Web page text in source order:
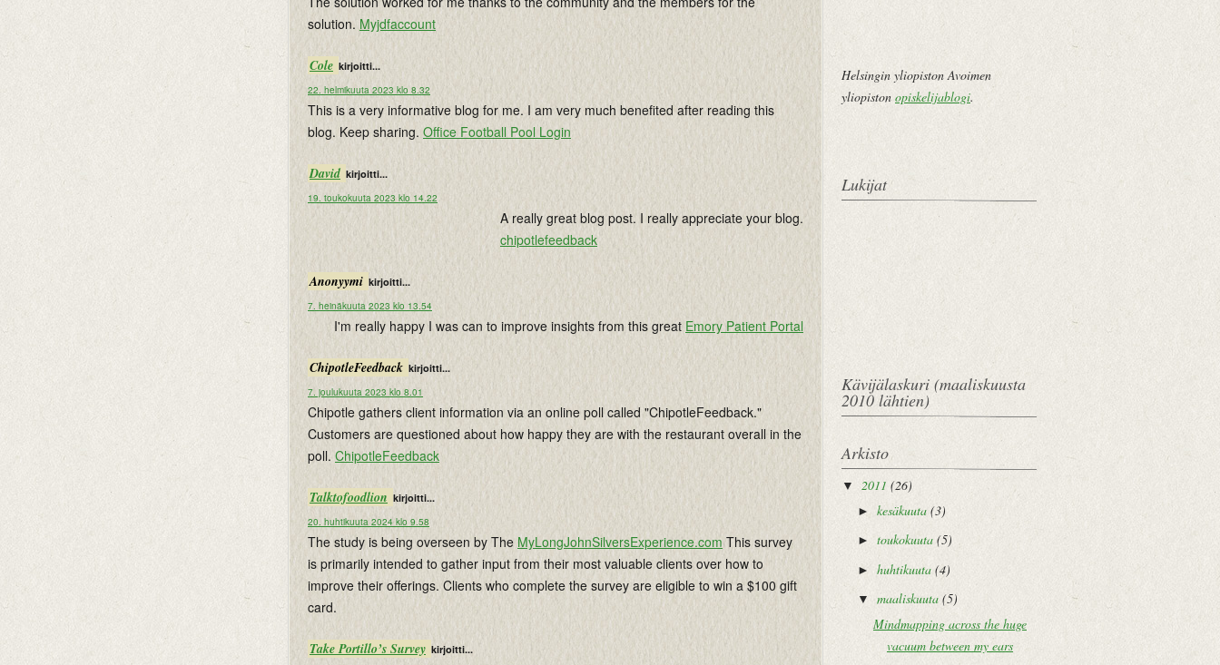
solution. Myjdfaccount
Cole kirjoitti...
22. helmikuuta 2023 klo 8.32
This is a very informative blog for me. I am very much benefited after reading this
blog. Keep sharing. Office Football Pool Login
David kirjoitti...
19. toukokuuta 2023 klo 14.22
A really great blog post. I really appreciate your blog.
chipotlefeedback
Anonyymi kirjoitti...
7. heinäkuuta 2023 klo 13.54
I'm really happy I was can to improve insights from this great Emory Patient Portal
ChipotleFeedback kirjoitti...
7. joulukuuta 2023 klo 8.01
Chipotle gathers client information via an online poll called "ChipotleFeedback."
Customers are questioned about how happy they are with the restaurant overall in the
poll. ChipotleFeedback
Talktofoodlion kirjoitti...
20. huhtikuuta 2024 klo 9.58
The study is being overseen by The MyLongJohnSilversExperience.com This survey
is primarily intended to gather input from their most valuable clients over how to
improve their offerings. Clients who complete the survey are eligible to win a $100 gift
card.
Take Portillo’s Survey kirjoitti...
Helsingin yliopiston Avoimen
yliopiston opiskelijablogi.
Lukijat
Kävijälaskuri (maaliskuusta
2010 lähtien)
Arkisto
▼ 2011 (26)
► kesäkuuta (3)
► toukokuuta (5)
► huhtikuuta (4)
▼ maaliskuuta (5)
Mindmapping across the huge
vacuum between my ears